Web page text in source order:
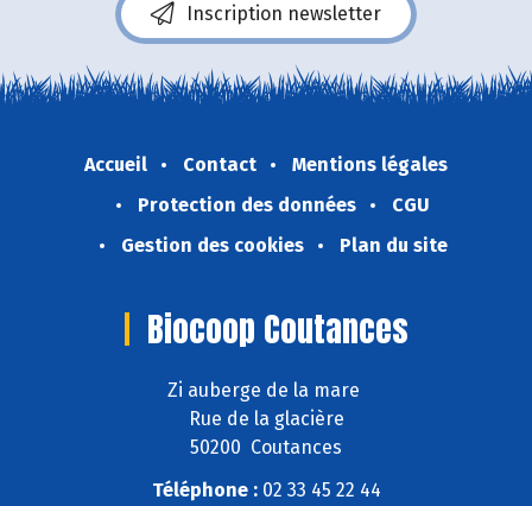
Inscription newsletter
Accueil Contact
Mentions légales
Protection des données
CGU
Gestion des cookies
Plan du site
Biocoop Coutances
Zi auberge de la mare
Rue de la glacière
50200 Coutances
Téléphone :02 33 45 22 44